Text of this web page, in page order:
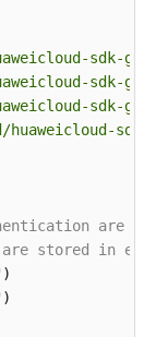
sdk-
sdk-
sdk-
huaweicloud-
are
stored in
)
)